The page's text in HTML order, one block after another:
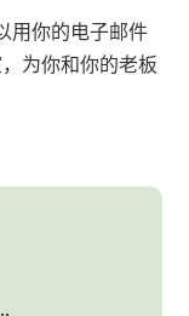
用你的电子邮件
为你和你的老板